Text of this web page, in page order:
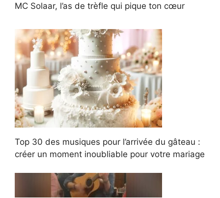
MC Solaar, l’as de trèfle qui pique ton cœur
Top 30 des musiques pour l’arrivée du gâteau :
créer un moment inoubliable pour votre mariage